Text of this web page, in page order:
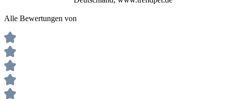
Alle Bewertungen von